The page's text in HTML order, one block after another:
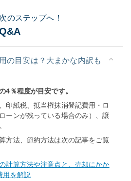
のステップへ！
の目安は？大まかな内訳も
4％程度が目安です。
印紙税、抵当権抹消登記費用・ロ
ーンが残っている場合のみ）、譲
方法、節約方法は次の記事をご覧
計算方法や注意点と、売却にかか
用を解説